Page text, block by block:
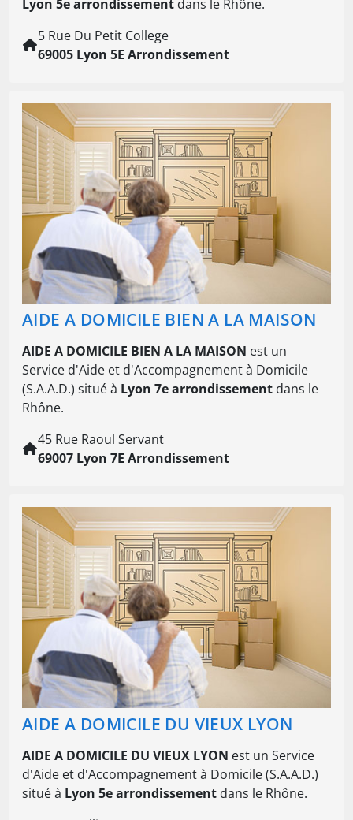
Lyon 5e arrondissement dans le Rhône.
5 Rue Du Petit College
69005 Lyon 5E Arrondissement
AIDE A DOMICILE BIEN A LA MAISON
AIDE A DOMICILE BIEN A LA MAISON est un
Service d'Aide et d'Accompagnement à Domicile
(S.A.A.D.) situé à Lyon 7e arrondissement dans le
Rhône.
45 Rue Raoul Servant
69007 Lyon 7E Arrondissement
AIDE A DOMICILE DU VIEUX LYON
AIDE A DOMICILE DU VIEUX LYON est un Service
d'Aide et d'Accompagnement à Domicile (S.A.A.D.)
situé à Lyon 5e arrondissement dans le Rhône.